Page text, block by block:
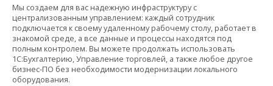
Мы создаем для вас надежную инфраструктуру с
централизованным управлением: каждый сотрудник
подключается к своему удаленному рабочему столу, работает в
знакомой среде, а все данные и процессы находятся под
полным контролем. Вы можете продолжать использовать
1С:Бухгалтерию, Управление торговлей, а также любое другое
бизнес-ПО без необходимости модернизации локального
оборудования.